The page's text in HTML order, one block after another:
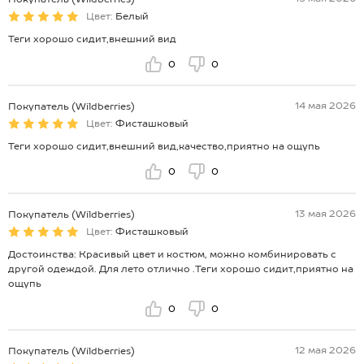
Цвет: Белый
Теги хорошо сидит,внешний вид
0 0
Покупатель (Wildberries)
14 мая 2026
Цвет: Фисташковый
Теги хорошо сидит,внешний вид,качество,приятно на ощупь
0 0
Покупатель (Wildberries)
13 мая 2026
Цвет: Фисташковый
Достоинства: Красивый цвет и костюм, можно комбинировать с
другой одеждой. Для лето отлично .Теги хорошо сидит,приятно на
ощупь
0 0
Покупатель (Wildberries)
12 мая 2026